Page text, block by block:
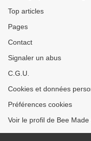
Top articles
Pages
Contact
Signaler un abus
C.G.U.
Cookies et données
Préférences cookies
Voir le profil de Bee